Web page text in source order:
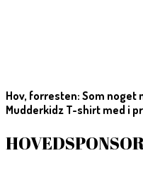
Hov, forresten: Som noget
Mudderkidz T-shirt med i